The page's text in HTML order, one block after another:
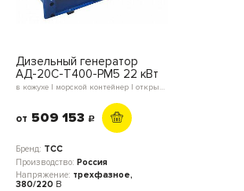
Дизельный генератор
АД-20С-Т400-РМ5 22 кВт
в кожухе | морской контейнер | открытое исполнение | мини-контейнер | блок-контейнер
от 509 153 c
Бренд: ТСС
Производство: Россия
Напряжение: трехфазное,
380/220 В